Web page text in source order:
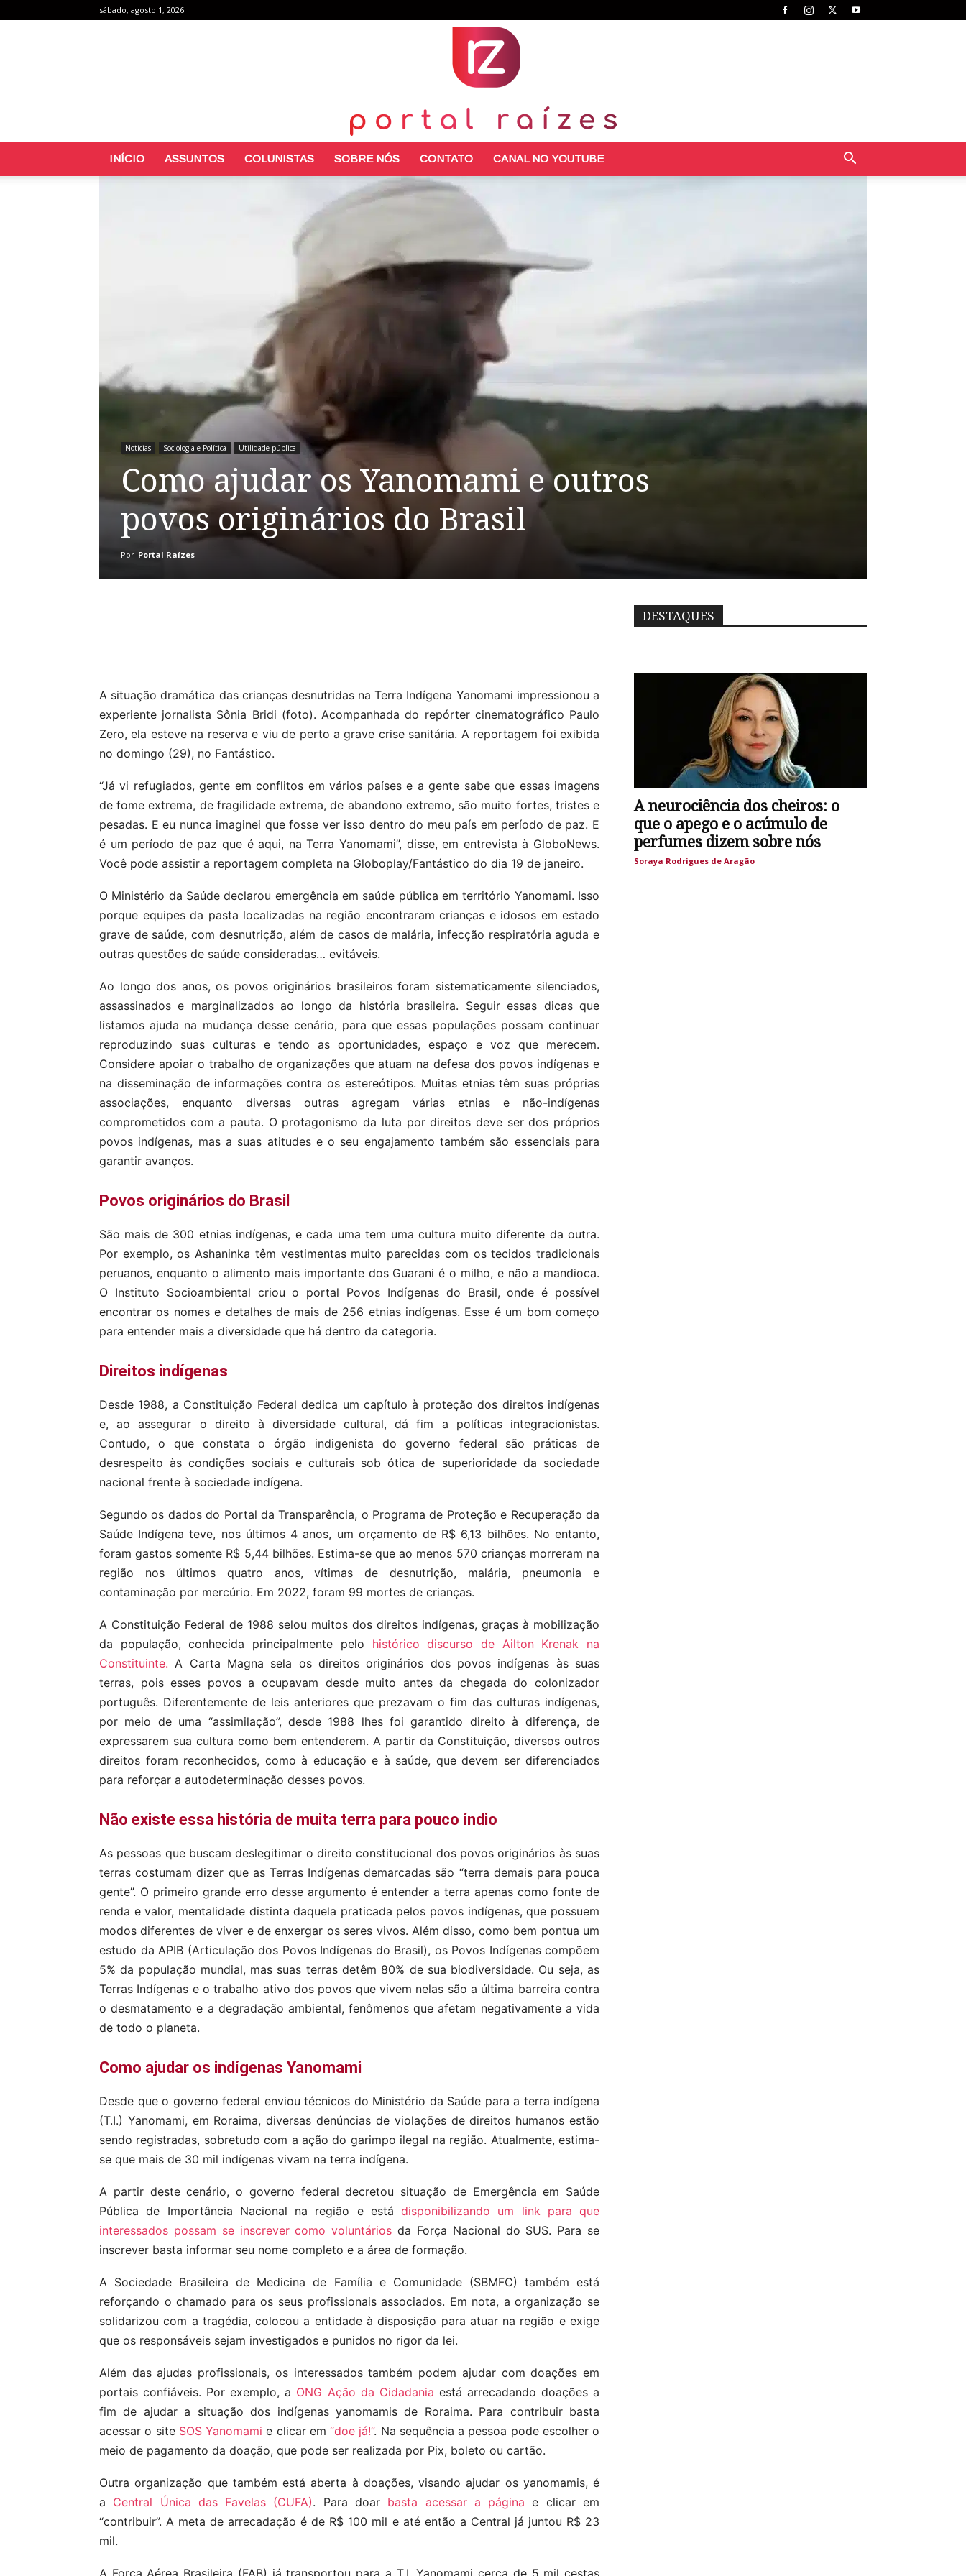
sábado, agosto 1, 2026
Raízes
INÍCIO ASSUNTOS COLUNISTAS SOBRE NÓS CONTATO CANAL NO YOUTUBE
Notícias Sociologia e Política Utilidade pública
Como ajudar os Yanomami e outros
povos originários do Brasil
Por Portal Raízes -
A situação dramática das crianças desnutridas na Terra Indígena Yanomami impressionou a
experiente jornalista Sônia Bridi (foto). Acompanhada do repórter cinematográfico Paulo
Zero, ela esteve na reserva e viu de perto a grave crise sanitária. A reportagem foi exibida
no domingo (29), no Fantástico.
“Já vi refugiados, gente em conflitos em vários países e a gente sabe que essas imagens
de fome extrema, de fragilidade extrema, de abandono extremo, são muito fortes, tristes e
pesadas. E eu nunca imaginei que fosse ver isso dentro do meu país em período de paz. E
é um período de paz que é aqui, na Terra Yanomami”, disse, em entrevista à GloboNews.
Você pode assistir a reportagem completa na Globoplay/Fantástico do dia 19 de janeiro.
O Ministério da Saúde declarou emergência em saúde pública em território Yanomami. Isso
porque equipes da pasta localizadas na região encontraram crianças e idosos em estado
grave de saúde, com desnutrição, além de casos de malária, infecção respiratória aguda e
outras questões de saúde consideradas… evitáveis.
Ao longo dos anos, os povos originários brasileiros foram sistematicamente silenciados,
assassinados e marginalizados ao longo da história brasileira. Seguir essas dicas que
listamos ajuda na mudança desse cenário, para que essas populações possam continuar
reproduzindo suas culturas e tendo as oportunidades, espaço e voz que merecem.
Considere apoiar o trabalho de organizações que atuam na defesa dos povos indígenas e
na disseminação de informações contra os estereótipos. Muitas etnias têm suas próprias
associações, enquanto diversas outras agregam várias etnias e não-indígenas
comprometidos com a pauta. O protagonismo da luta por direitos deve ser dos próprios
povos indígenas, mas a suas atitudes e o seu engajamento também são essenciais para
garantir avanços.
Povos originários do Brasil
São mais de 300 etnias indígenas, e cada uma tem uma cultura muito diferente da outra.
Por exemplo, os Ashaninka têm vestimentas muito parecidas com os tecidos tradicionais
peruanos, enquanto o alimento mais importante dos Guarani é o milho, e não a mandioca.
O Instituto Socioambiental criou o portal Povos Indígenas do Brasil, onde é possível
encontrar os nomes e detalhes de mais de 256 etnias indígenas. Esse é um bom começo
para entender mais a diversidade que há dentro da categoria.
Direitos indígenas
Desde 1988, a Constituição Federal dedica um capítulo à proteção dos direitos indígenas
e, ao assegurar o direito à diversidade cultural, dá fim a políticas integracionistas.
Contudo, o que constata o órgão indigenista do governo federal são práticas de
desrespeito às condições sociais e culturais sob ótica de superioridade da sociedade
nacional frente à sociedade indígena.
Segundo os dados do Portal da Transparência, o Programa de Proteção e Recuperação da
Saúde Indígena teve, nos últimos 4 anos, um orçamento de R$ 6,13 bilhões. No entanto,
foram gastos somente R$ 5,44 bilhões. Estima-se que ao menos 570 crianças morreram na
região nos últimos quatro anos, vítimas de desnutrição, malária, pneumonia e
contaminação por mercúrio. Em 2022, foram 99 mortes de crianças.
A Constituição Federal de 1988 selou muitos dos direitos indígenas, graças à mobilização
da população, conhecida principalmente pelo histórico discurso de Ailton Krenak na
Constituinte. A Carta Magna sela os direitos originários dos povos indígenas às suas
terras, pois esses povos a ocupavam desde muito antes da chegada do colonizador
português. Diferentemente de leis anteriores que prezavam o fim das culturas indígenas,
por meio de uma “assimilação”, desde 1988 lhes foi garantido direito à diferença, de
expressarem sua cultura como bem entenderem. A partir da Constituição, diversos outros
direitos foram reconhecidos, como à educação e à saúde, que devem ser diferenciados
para reforçar a autodeterminação desses povos.
Não existe essa história de muita terra para pouco índio
As pessoas que buscam deslegitimar o direito constitucional dos povos originários às suas
terras costumam dizer que as Terras Indígenas demarcadas são “terra demais para pouca
gente”. O primeiro grande erro desse argumento é entender a terra apenas como fonte de
renda e valor, mentalidade distinta daquela praticada pelos povos indígenas, que possuem
modos diferentes de viver e de enxergar os seres vivos. Além disso, como bem pontua um
estudo da APIB (Articulação dos Povos Indígenas do Brasil), os Povos Indígenas compõem
5% da população mundial, mas suas terras detêm 80% de sua biodiversidade. Ou seja, as
Terras Indígenas e o trabalho ativo dos povos que vivem nelas são a última barreira contra
o desmatamento e a degradação ambiental, fenômenos que afetam negativamente a vida
de todo o planeta.
Como ajudar os indígenas Yanomami
Desde que o governo federal enviou técnicos do Ministério da Saúde para a terra indígena
(T.I.) Yanomami, em Roraima, diversas denúncias de violações de direitos humanos estão
sendo registradas, sobretudo com a ação do garimpo ilegal na região. Atualmente, estima-
se que mais de 30 mil indígenas vivam na terra indígena.
A partir deste cenário, o governo federal decretou situação de Emergência em Saúde
Pública de Importância Nacional na região e está disponibilizando um link para que
interessados possam se inscrever como voluntários da Força Nacional do SUS. Para se
inscrever basta informar seu nome completo e a área de formação.
A Sociedade Brasileira de Medicina de Família e Comunidade (SBMFC) também está
reforçando o chamado para os seus profissionais associados. Em nota, a organização se
solidarizou com a tragédia, colocou a entidade à disposição para atuar na região e exige
que os responsáveis sejam investigados e punidos no rigor da lei.
Além das ajudas profissionais, os interessados também podem ajudar com doações em
portais confiáveis. Por exemplo, a ONG Ação da Cidadania está arrecadando doações a
fim de ajudar a situação dos indígenas yanomamis de Roraima. Para contribuir basta
acessar o site SOS Yanomami e clicar em “doe já!”. Na sequência a pessoa pode escolher o
meio de pagamento da doação, que pode ser realizada por Pix, boleto ou cartão.
Outra organização que também está aberta à doações, visando ajudar os yanomamis, é
a Central Única das Favelas (CUFA). Para doar basta acessar a página e clicar em
“contribuir”. A meta de arrecadação é de R$ 100 mil e até então a Central já juntou R$ 23
mil.
A Força Aérea Brasileira (FAB) já transportou para a T.I. Yanomami cerca de 5 mil cestas
DESTAQUES
A neurociência dos cheiros: o
que o apego e o acúmulo de
perfumes dizem sobre nós
Soraya Rodrigues de Aragão